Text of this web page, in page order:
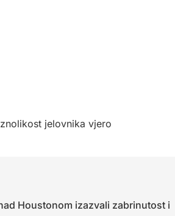
jelovnika vjero
Houstonom izazvali zabrinutost i